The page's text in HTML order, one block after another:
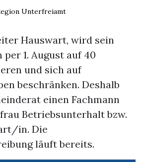
Unterfreiamt
Hauswart, wird sein
1. August auf 40
und sich auf
beschränken. Deshalb
einen Fachmann
Betriebsunterhalt bzw.
in. Die
läuft bereits.